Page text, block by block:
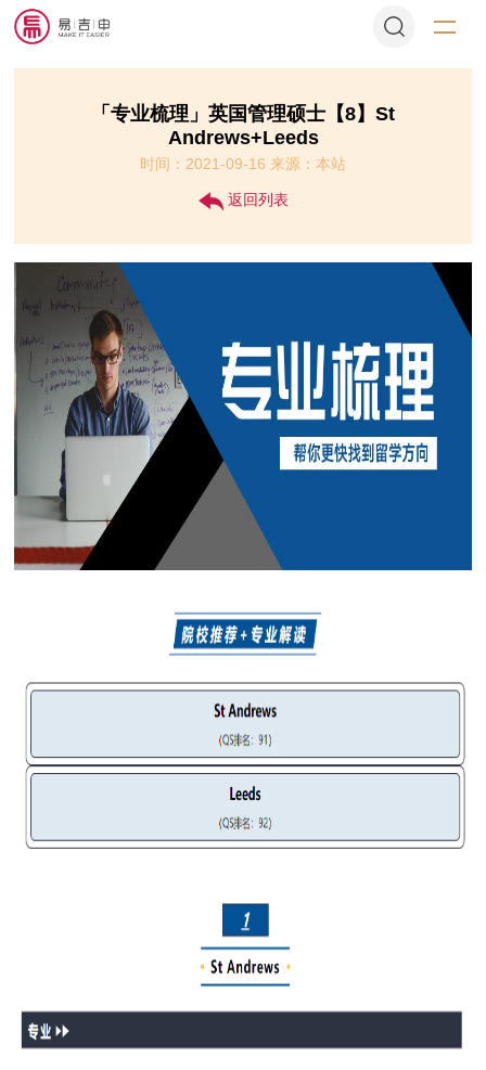
「专业梳理」英国管理硕士【8】St
Andrews+Leeds
时间：2021-09-16 来源：本站
返回列表